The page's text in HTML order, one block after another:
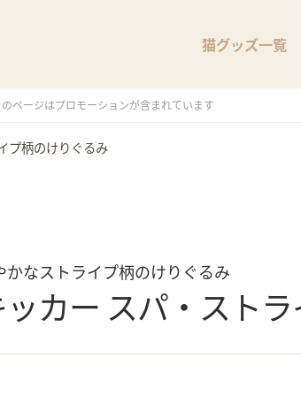
猫グッズ一覧
のページはプロモーションが含まれています
プ柄のけりぐるみ
かなストライプ柄のけりぐるみ
カー スパ・スト